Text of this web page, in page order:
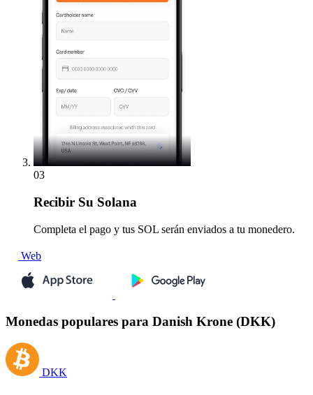
03
Recibir Su Solana
Completa el pago y tus SOL serán enviados a tu monedero.
Web
Monedas populares para Danish Krone (DKK)
DKK